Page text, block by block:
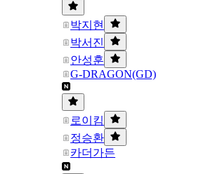
박지현
박서진
안성훈
G-DRAGON(GD)
로이킴
정승환
카더가든